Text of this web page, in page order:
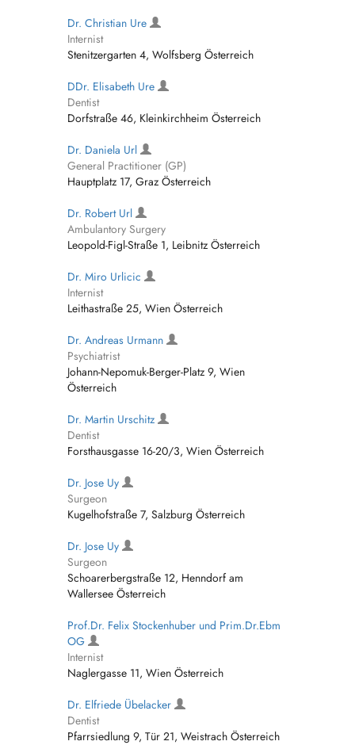
Dr. Christian Ure
Internist
Stenitzergarten 4, Wolfsberg Österreich
DDr. Elisabeth Ure
Dentist
Dorfstraße 46, Kleinkirchheim Österreich
Dr. Daniela Url
General Practitioner (GP)
Hauptplatz 17, Graz Österreich
Dr. Robert Url
Ambulantory Surgery
Leopold-Figl-Straße 1, Leibnitz Österreich
Dr. Miro Urlicic
Internist
Leithastraße 25, Wien Österreich
Dr. Andreas Urmann
Psychiatrist
Johann-Nepomuk-Berger-Platz 9, Wien
Österreich
Dr. Martin Urschitz
Dentist
Forsthausgasse 16-20/3, Wien Österreich
Dr. Jose Uy
Surgeon
Kugelhofstraße 7, Salzburg Österreich
Dr. Jose Uy
Surgeon
Schoarerbergstraße 12, Henndorf am
Wallersee Österreich
Prof.Dr. Felix Stockenhuber und Prim.Dr.Ebm
OG
Internist
Naglergasse 11, Wien Österreich
Dr. Elfriede Übelacker
Dentist
Pfarrsiedlung 9, Tür 21, Weistrach Österreich